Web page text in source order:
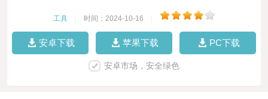
工具 时间：2024-10-16
安卓下载 苹果下载 PC下载
安卓市场，安全绿色